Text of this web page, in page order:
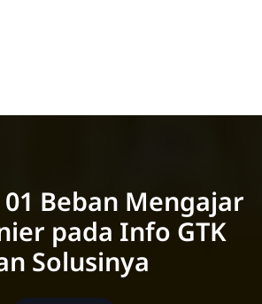
Beban Mengajar
pada Info GTK
Solusinya